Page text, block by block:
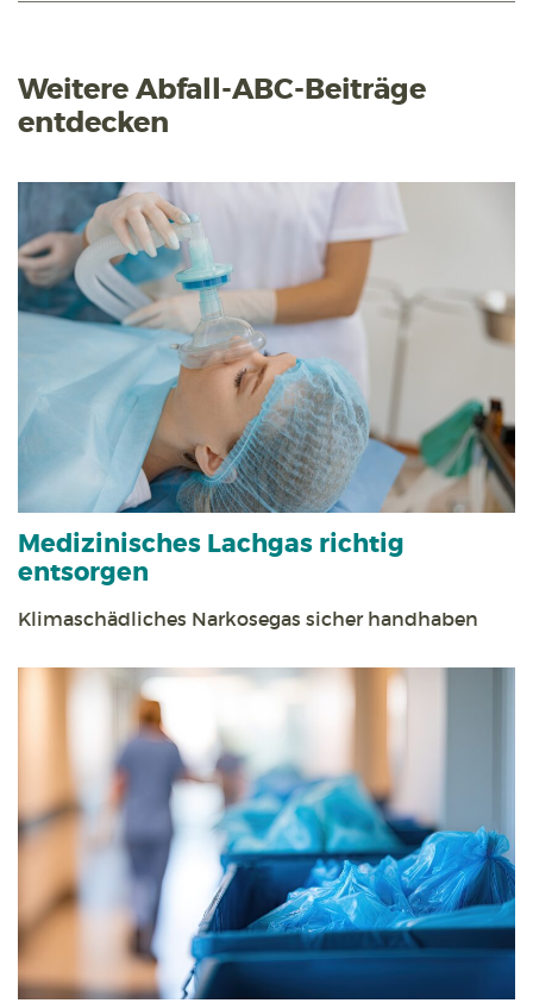
Weitere Abfall-ABC-Beiträge
entdecken
Medizinisches Lachgas richtig
entsorgen
Klimaschädliches Narkosegas sicher handhaben